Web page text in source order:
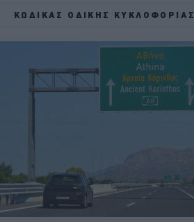
ΚΏΔΙΚΑΣ ΟΔΙΚΉΣ ΚΥΚΛΟΦΟΡΊΑΣ